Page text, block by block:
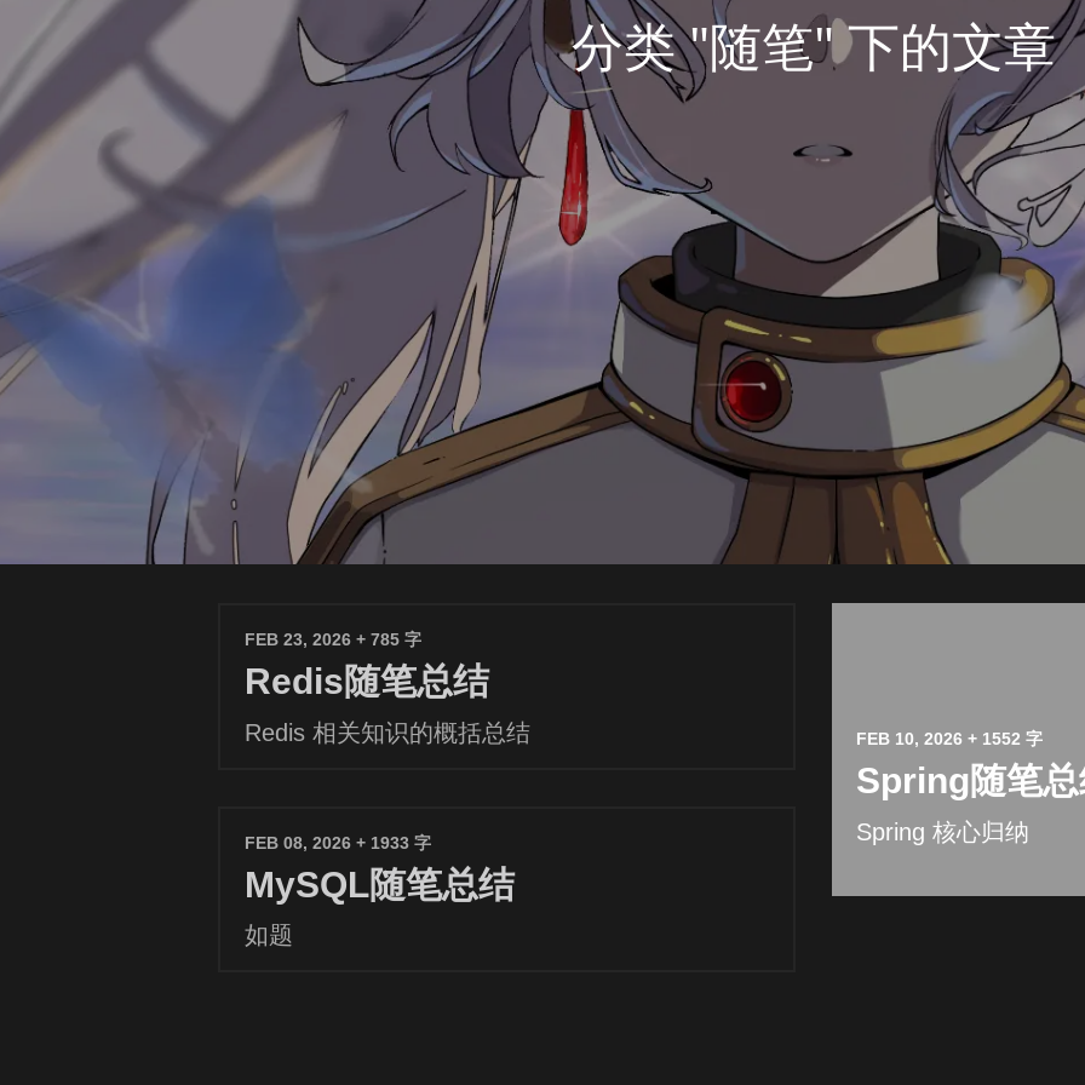
分类 "随笔" 下的文章
FEB 23, 2026 + 785 字
Redis随笔总结
Redis 相关知识的概括总结 FEB 10, 2026 + 1552 字
Spring随笔
Spring 核心归纳
FEB 08, 2026 + 1933 字
MySQL随笔总结
如题